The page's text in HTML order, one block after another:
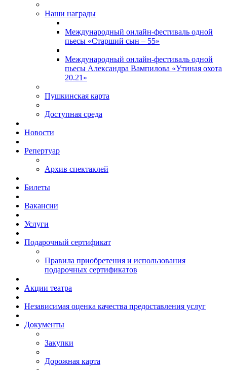
Наши награды
Международный онлайн-фестиваль одной
пьесы «Старший сын – 55»
Международный онлайн-фестиваль одной
пьесы Александра Вампилова «Утиная охота
20.21»
Пушкинская карта
Доступная среда
Новости
Репертуар
Архив спектаклей
Билеты
Вакансии
Услуги
Подарочный сертификат
Правила приобретения и использования
подарочных сертификатов
Акции театра
Независимая оценка качества предоставления услуг
Документы
Закупки
Дорожная карта